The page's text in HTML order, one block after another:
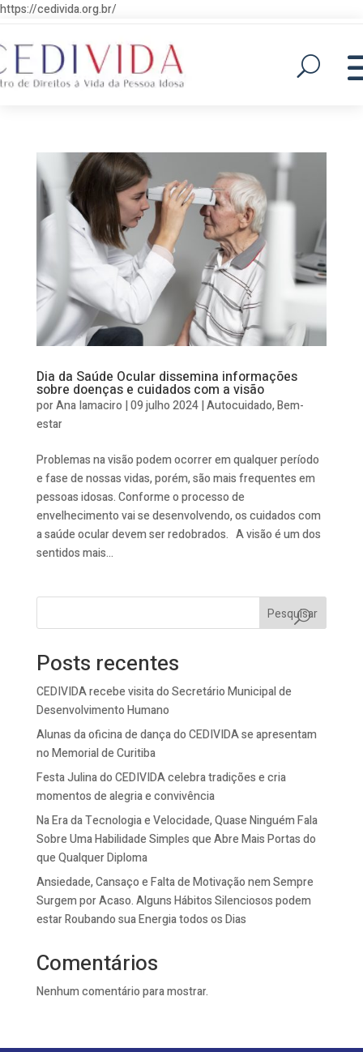
https://cedivida.org.br/
Dia da Saúde Ocular dissemina informações
sobre doenças e cuidados com a visão
porAna Iamaciro |09 julho 2024|Autocuidado,Bem-
estar
Problemas na visão podem ocorrer em qualquer período
e fase de nossas vidas, porém, são mais frequentes em
pessoas idosas. Conforme o processo de
envelhecimento vai se desenvolvendo, os cuidados com
a saúde ocular devem ser redobrados. A visão é um dos
sentidos mais...
Pesquisar
Posts recentes
CEDIVIDA recebe visita do Secretário Municipal de
Desenvolvimento Humano
Alunas da oficina de dança do CEDIVIDA se apresentam
no Memorial de Curitiba
Festa Julina do CEDIVIDA celebra tradições e cria
momentos de alegria e convivência
Na Era da Tecnologia e Velocidade, Quase Ninguém Fala
Sobre Uma Habilidade Simples que Abre Mais Portas do
que Qualquer Diploma
Ansiedade, Cansaço e Falta de Motivação nem Sempre
Surgem por Acaso. Alguns Hábitos Silenciosos podem
estar Roubando sua Energia todos os Dias
Comentários
Nenhum comentário para mostrar.